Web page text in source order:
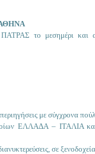
ΠΑΤΡΑΣ το μεσημέρι
με σύγχρονα
ΕΛΛΑΔΑ – ΙΤΑΛΙΑ
σε